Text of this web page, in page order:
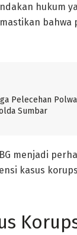
hukum
bahwa
Pelecehan
Sumbar
menjadi
kasus